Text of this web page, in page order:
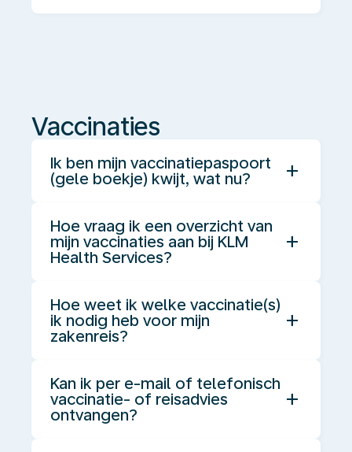
Vaccinaties
Vaccinaties
Ik ben mijn vaccinatiepaspoort
(gele boekje) kwijt, wat nu?
add
Hoe vraag ik een overzicht van
mijn vaccinaties aan bij KLM
Health Services?
add
Hoe weet ik welke vaccinatie(s)
ik nodig heb voor mijn
zakenreis?
add
Kan ik per e-mail of telefonisch
vaccinatie- of reisadvies
ontvangen?
add